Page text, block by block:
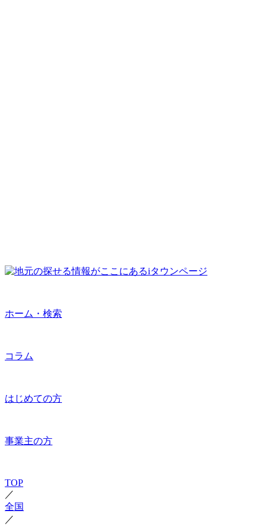
ホーム・検索
コラム
はじめての方
事業主の方
TOP
／
全国
／